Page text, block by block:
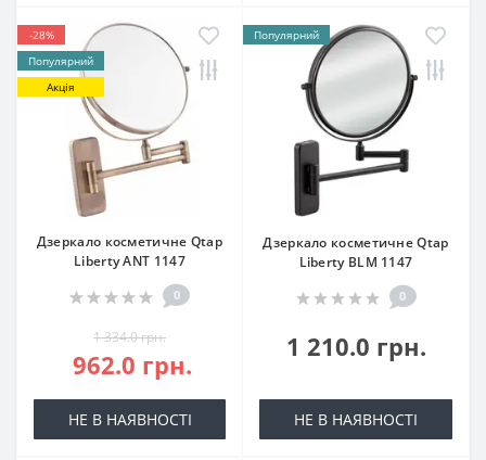
-28%
Популярний
Акція
Дзеркало косметичне Qtap
Liberty ANT 1147
0
1 334.0 грн.
962.0 грн.
НЕ В НАЯВНОСТІ
Популярний
Дзеркало косметичне Qtap
Liberty BLM 1147
0
1 210.0 грн.
НЕ В НАЯВНОСТІ